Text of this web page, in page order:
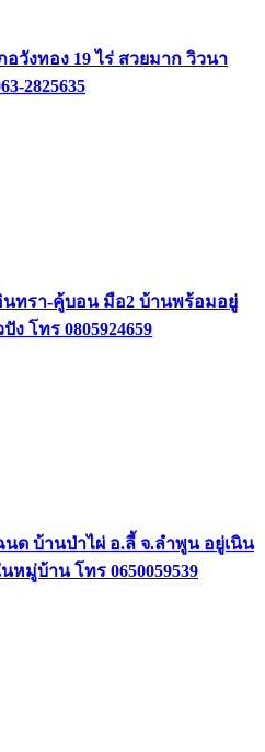
งทอง 19 ไร่ สวยมาก วิวนา
2825635
ทรา-คู้บอน มือ2 บ้านพร้อมอยู่
ง โทร 0805924659
ด บ้านป่าไผ่ อ.ลี้ จ.ลำพูน อยู่เนิน
มู่บ้าน โทร 0650059539